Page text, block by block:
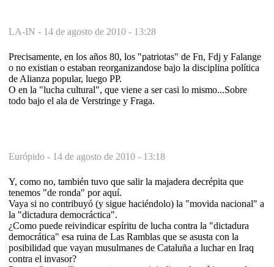
LA-IN - 14 de agosto de 2010 - 13:28
Precisamente, en los años 80, los "patriotas" de Fn, Fdj y Falange
o no existian o estaban reorganizandose bajo la disciplina política
de Alianza popular, luego PP.
O en la "lucha cultural", que viene a ser casi lo mismo...Sobre
todo bajo el ala de Verstringe y Fraga.
Európido - 14 de agosto de 2010 - 13:18
Y, como no, también tuvo que salir la majadera decrépita que
tenemos "de ronda" por aquí.
Vaya si no contribuyó (y sigue haciéndolo) la "movida nacional" a
la "dictadura democráctica".
¿Como puede reivindicar espíritu de lucha contra la "dictadura
democrática" esa ruina de Las Ramblas que se asusta con la
posibilidad que vayan musulmanes de Cataluña a luchar en Iraq
contra el invasor?